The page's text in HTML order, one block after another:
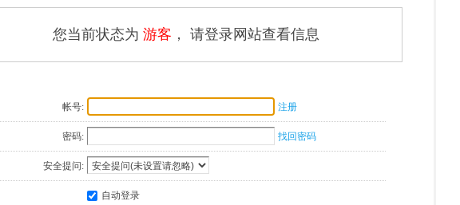
您当前状态为 游客 ， 请登录网站查看信息
帐号: 注册
密码: 找回密码
安全提问:
自动登录